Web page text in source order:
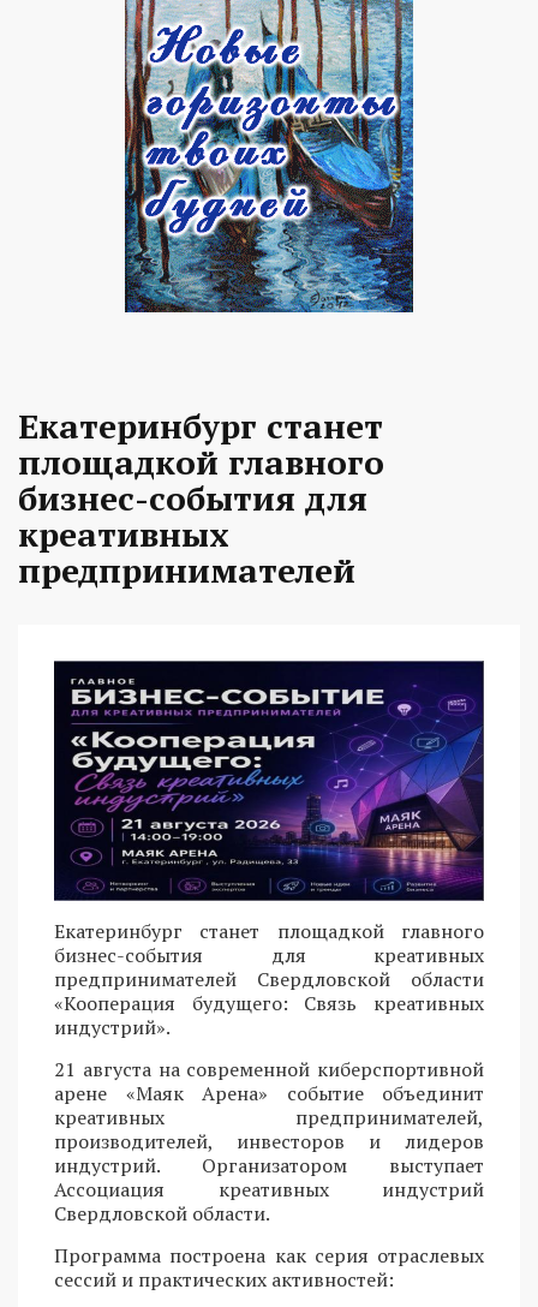
Екатеринбург станет
площадкой главного
бизнес-события для
креативных
предпринимателей
Екатеринбург станет площадкой главного
бизнес-события для креативных
предпринимателей Свердловской области
«Кооперация будущего: Связь креативных
индустрий».
21 августа на современной киберспортивной
арене «Маяк Арена» событие объединит
креативных предпринимателей,
производителей, инвесторов и лидеров
индустрий. Организатором выступает
Ассоциация креативных индустрий
Свердловской области.
Программа построена как серия отраслевых
сессий и практических активностей: